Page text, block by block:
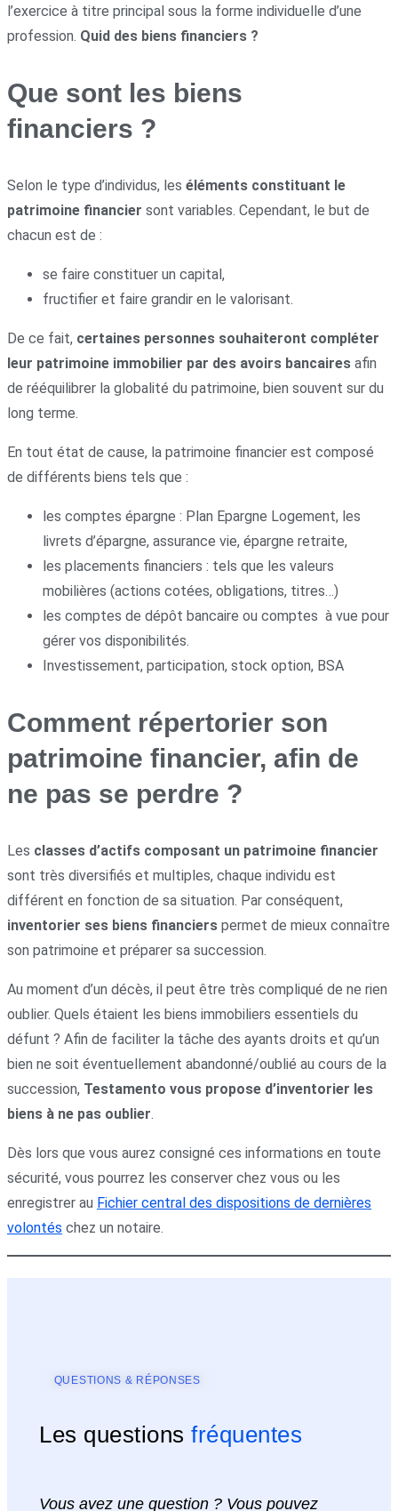
l’exercice à titre principal sous la forme individuelle d’une
profession. Quid des biens financiers ?
Que sont les biens
financiers ?
Selon le type d’individus, les éléments constituant le
patrimoine financier sont variables. Cependant, le but de
chacun est de :
se faire constituer un capital,
fructifier et faire grandir en le valorisant.
De ce fait, certaines personnes souhaiteront compléter
leur patrimoine immobilier par des avoirs bancaires afin
de rééquilibrer la globalité du patrimoine, bien souvent sur du
long terme.
En tout état de cause, la patrimoine financier est composé
de différents biens tels que :
les comptes épargne : Plan Epargne Logement, les
livrets d’épargne, assurance vie, épargne retraite,
les placements financiers : tels que les valeurs
mobilières (actions cotées, obligations, titres…)
les comptes de dépôt bancaire ou comptes à vue pour
gérer vos disponibilités.
Investissement, participation, stock option, BSA
Comment répertorier son
patrimoine financier, afin de
ne pas se perdre ?
Les classes d’actifs composant un patrimoine financier
sont très diversifiés et multiples, chaque individu est
différent en fonction de sa situation. Par conséquent,
inventorier ses biens financiers permet de mieux connaître
son patrimoine et préparer sa succession.
Au moment d’un décès, il peut être très compliqué de ne rien
oublier. Quels étaient les biens immobiliers essentiels du
défunt ? Afin de faciliter la tâche des ayants droits et qu’un
bien ne soit éventuellement abandonné/oublié au cours de la
succession, Testamento vous propose d’inventorier les
biens à ne pas oublier.
Dès lors que vous aurez consigné ces informations en toute
sécurité, vous pourrez les conserver chez vous ou les
enregistrer au Fichier central des dispositions de dernières
volontés chez un notaire.
QUESTIONS & RÉPONSES
Les questions fréquentes
Vous avez une question ? Vous pouvez